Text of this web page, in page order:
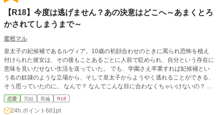
【R18】今度は逃げません？あの決意はどこへ～あまくとろ
かされてしまうまで～
蜜柑マル
皇太子の妃候補であるルヴィア。10歳の初顔合わせのときに罵られ恐怖を植え
付けられた彼女は、その後もことあるごとに人前で貶められ、自分という存在に
意味を見いだせない生活を送っていた。 でも、学園さえ卒業すれば妃候補とい
う名の奴隷のような立場から、そして皇太子からようやく逃れることができる、
そう思っていたのに。 なんで？ なんでこんな目に合わなくちゃいけないの？ な
んで！ 生きたい、と強く願った彼女は、目が覚めると5歳の自分に戻っていた。
今度は絶対に負けない。 わたしは、わたしらしく。 優しい人たちとともに、も
う一度生きなおすルヴィア。前回の人生にけりをつけるため、あの顔合わせにも
恋愛 完結 長編 R18
24h.ポイント 681pt